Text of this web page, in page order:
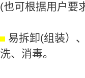
(也可根据用户要
易拆卸(组装）
洗、消毒。